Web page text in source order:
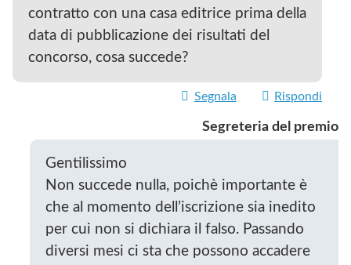
contratto con una casa editrice prima della
data di pubblicazione dei risultati del
concorso, cosa succede?
Segnala Rispondi
Segreteria del premio
Gentilissimo
Non succede nulla, poichè importante è
che al momento dell’iscrizione sia inedito
per cui non si dichiara il falso. Passando
diversi mesi ci sta che possono accadere